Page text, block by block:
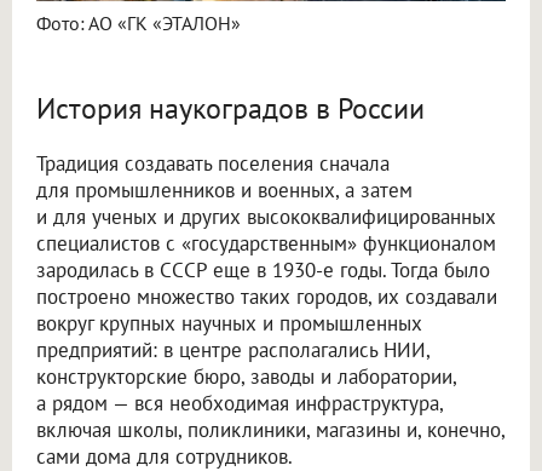
Фото: АО «ГК «ЭТАЛОН»
История наукоградов в России
Традиция создавать поселения сначала
для промышленников и военных, а затем
и для ученых и других высококвалифицированных
специалистов с «государственным» функционалом
зародилась в СССР еще в 1930-е годы. Тогда было
построено множество таких городов, их создавали
вокруг крупных научных и промышленных
предприятий: в центре располагались НИИ,
конструкторские бюро, заводы и лаборатории,
а рядом — вся необходимая инфраструктура,
включая школы, поликлиники, магазины и, конечно,
сами дома для сотрудников.